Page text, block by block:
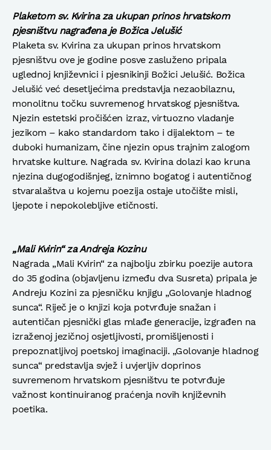
Plaketom sv. Kvirina za ukupan prinos hrvatskom
pjesništvu nagrađena je Božica Jelušić
Plaketa sv. Kvirina za ukupan prinos hrvatskom
pjesništvu ove je godine posve zasluženo pripala
uglednoj književnici i pjesnikinji Božici Jelušić. Božica
Jelušić već desetljećima predstavlja nezaobilaznu,
monolitnu točku suvremenog hrvatskog pjesništva.
Njezin estetski pročišćen izraz, virtuozno vladanje
jezikom – kako standardom tako i dijalektom – te
duboki humanizam, čine njezin opus trajnim zalogom
hrvatske kulture. Nagrada sv. Kvirina dolazi kao kruna
njezina dugogodišnjeg, iznimno bogatog i autentičnog
stvaralaštva u kojemu poezija ostaje utočište misli,
ljepote i nepokolebljive etičnosti.
„Mali Kvirin“ za Andreja Kozinu
Nagrada „Mali Kvirin“ za najbolju zbirku poezije autora
do 35 godina (objavljenu između dva Susreta) pripala je
Andreju Kozini za pjesničku knjigu „Golovanje hladnog
sunca“. Riječ je o knjizi koja potvrđuje snažan i
autentičan pjesnički glas mlađe generacije, izgrađen na
izraženoj jezičnoj osjetljivosti, promišljenosti i
prepoznatljivoj poetskoj imaginaciji. „Golovanje hladnog
sunca“ predstavlja svjež i uvjerljiv doprinos
suvremenom hrvatskom pjesništvu te potvrđuje
važnost kontinuiranog praćenja novih književnih
poetika.